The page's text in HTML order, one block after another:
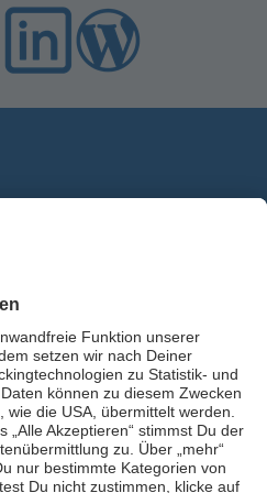
Sie kostenlos und umgehend